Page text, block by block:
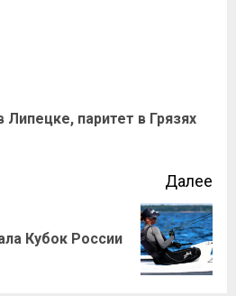
Липецке, паритет в Грязях
Далее
Кубок России